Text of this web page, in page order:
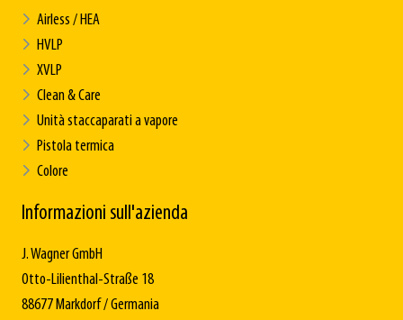
Airless / HEA
HVLP
XVLP
Clean & Care
Unità staccaparati a vapore
Pistola termica
Colore
Informazioni sull'azienda
J. Wagner GmbH
Otto-Lilienthal-Straße 18
88677 Markdorf / Germania